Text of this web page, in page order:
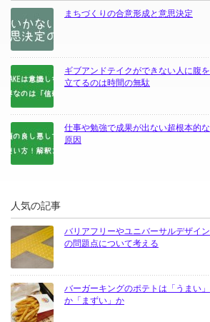
まちづくりの合意形成と意思決定
ギブアンドテイクができない人に腹を
立てるのは時間の無駄
仕事や勉強で成果が出ない超根本的な
原因
人気の記事
バリアフリーやユニバーサルデザイン
の問題点について考える
バーガーキングのポテトは「うまい」
か「まずい」か